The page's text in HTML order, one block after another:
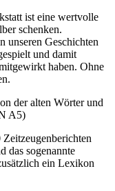
ist eine wertvolle
schenken.
unseren Geschichten
und damit
haben. Ohne
der alten Wörter und
A5)
das sogenannte
ein Lexikon